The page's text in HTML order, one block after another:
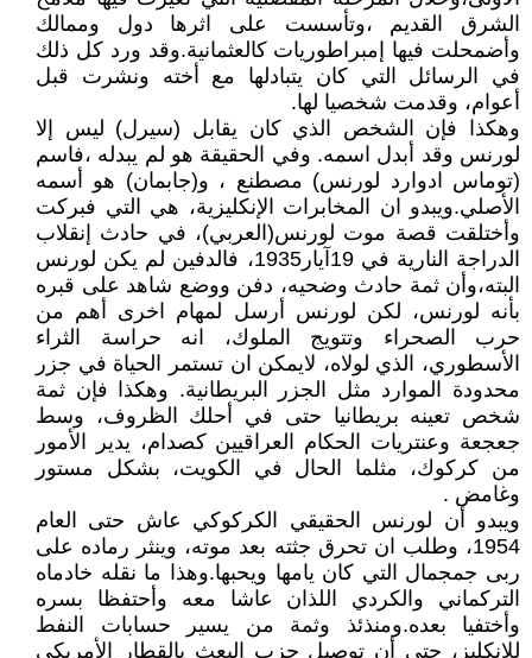
الشرق القديم ،وتأسست على اثرها دول وممالك
وأضمحلت فيها إمبراطوريات كالعثمانية.وقد ورد كل ذلك
في الرسائل التي كان يتبادلها مع أخته ونشرت قبل
أعوام، وقدمت شخصيا لها.
وهكذا فإن الشخص الذي كان يقابل (سيرل) ليس إلا
لورنس وقد أبدل اسمه. وفي الحقيقة هو لم يبدله ،فاسم
(توماس ادوارد لورنس) مصطنع ، و(جابمان) هو أسمه
الأصلي.ويبدو ان المخابرات الإنكليزية، هي التي فبركت
وأختلقت قصة موت لورنس(العربي)، في حادث إنقلاب
الدراجة النارية في 19آيار1935، فالدفين لم يكن لورنس
البته،وأن ثمة حادث وضحيه، دفن ووضع شاهد على قبره
بأنه لورنس، لكن لورنس أرسل لمهام اخرى أهم من
حرب الصحراء وتتويج الملوك، انه حراسة الثراء
الأسطوري، الذي لولاه، لايمكن ان تستمر الحياة في جزر
محدودة الموارد مثل الجزر البريطانية. وهكذا فإن ثمة
شخص تعينه بريطانيا حتى في أحلك الظروف، وسط
جعجعة وعنتريات الحكام العراقيين كصدام، يدير الأمور
من كركوك، مثلما الحال في الكويت، بشكل مستور
وغامض .
ويبدو أن لورنس الحقيقي الكركوكي عاش حتى العام
1954، وطلب ان تحرق جثته بعد موته، وينثر رماده على
ربى جمجمال التي كان يامها ويحبها.وهذا ما نقله خادماه
التركماني والكردي اللذان عاشا معه وأحتفظا بسره
وأختفيا بعده.ومنذئذ وثمة من يسير حسابات النفط
للإنكليز، حتى أن توصيل حزب البعث بالقطار الأمريكي